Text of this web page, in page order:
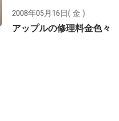
2008年05月16日( 金 )
アップルの修理料金色々